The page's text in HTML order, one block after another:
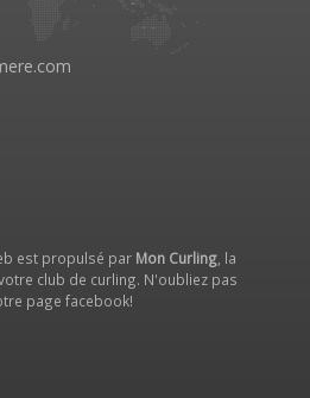
est propulsé par Mon Curling, la
club de curling. N'oubliez pas
page facebook!